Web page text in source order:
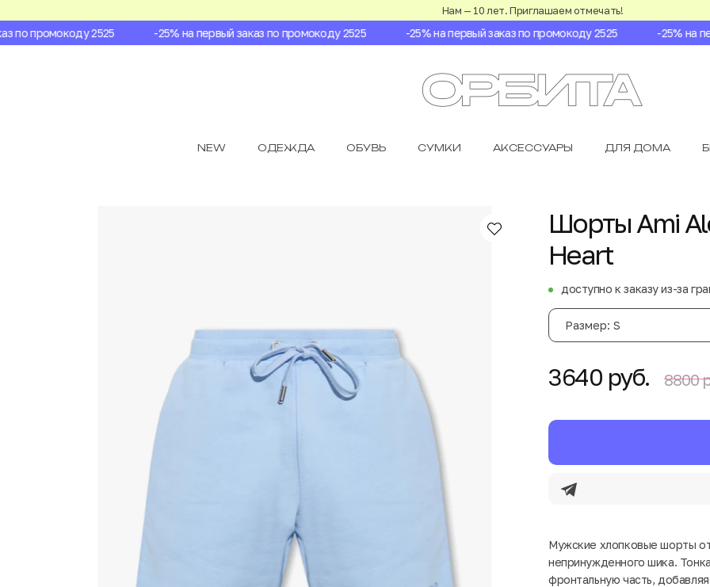
Нам — 10 лет. Приглашаем отмечать!
промокоду 2525 -25% на первый заказ по промокоду 2525 -25% на первый заказ по промокоду 2525 -25% на
NEW ОДЕЖДА ОБУВЬ СУМКИ АКСЕССУАРЫ ДЛЯ ДОМА
Шорты Ami
Heart
доступно к заказу из-за
Размер: S
3640 руб. 8800
Мужские хлопковые шорты
непринужденного шика.
фронтальную часть,